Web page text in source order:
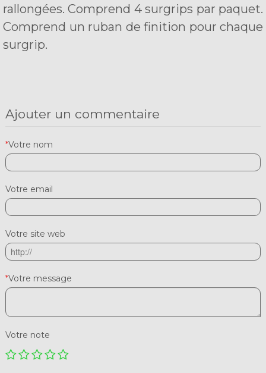
rallongées. Comprend 4 surgrips par paquet.
Comprend un ruban de finition pour chaque
surgrip.
Ajouter un commentaire
*Votre nom
Votre email
Votre site web
*Votre message
Votre note